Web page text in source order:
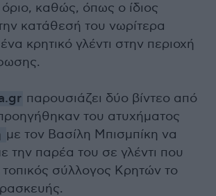
καθώς, όπως ο ίδιος
κατάθεσή του νωρίτερα
κρητικό γλέντι στην περιοχή
παρουσιάζει δύο βίντεο από
του ατυχήματος
με τον Βασίλη Μπισμπίκη να
την παρέα του σε γλέντι που
σύλλογος Κρητών το